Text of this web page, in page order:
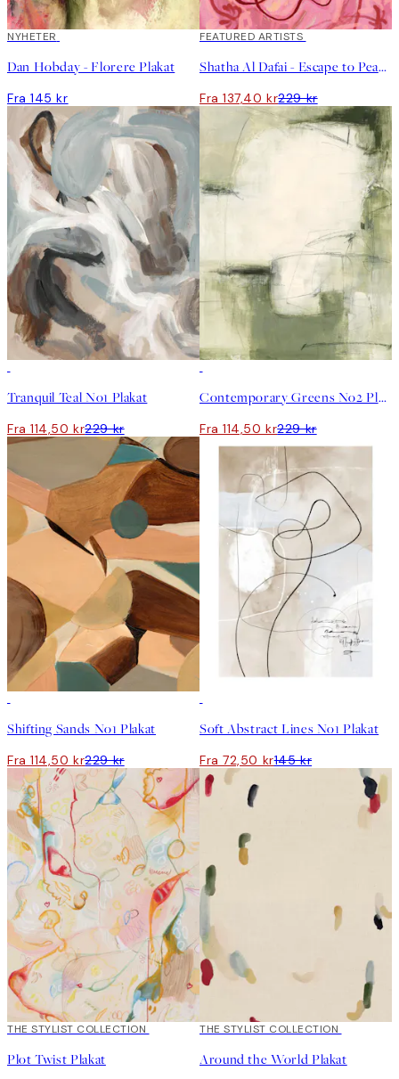
NYHETER
Dan Hobday - Florere Plakat
Fra 145 kr
40%*
FEATURED ARTISTS
Shatha Al Dafai - Escape to Peace Plakat
Fra 137,40 kr229 kr
Tranquil Teal No1 Plakat
Fra 114,50 kr229 kr
Contemporary Greens No2 Plakat
Fra 114,50 kr229 kr
Shifting Sands No1 Plakat
Fra 114,50 kr229 kr
Soft Abstract Lines No1 Plakat
Fra 72,50 kr145 kr
50%*
THE STYLIST COLLECTION
Plot Twist Plakat
50%*
THE STYLIST COLLECTION
Around the World Plakat